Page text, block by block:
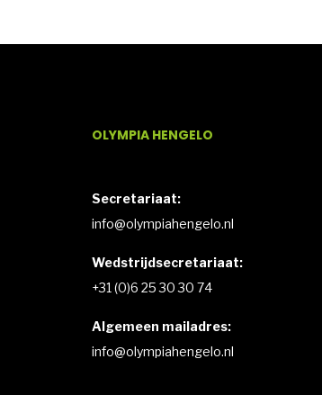
OLYMPIA HENGELO
Secretariaat:
info@olympiahengelo.nl
Wedstrijdsecretariaat:
+31 (0)6 25 30 30 74
Algemeen mailadres:
info@olympiahengelo.nl